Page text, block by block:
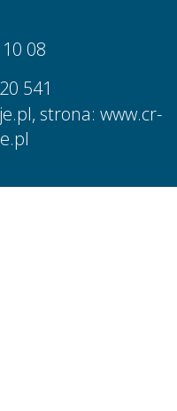
08
541
, strona: www.cr-